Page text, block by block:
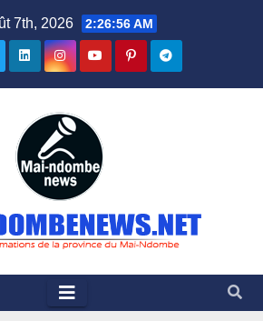
7th, 2026 2:26:57 AM